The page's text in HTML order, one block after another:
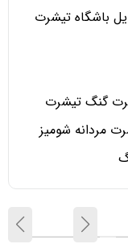
باشگاه تیشرت
گنگ تیشرت
مردانه شومیز